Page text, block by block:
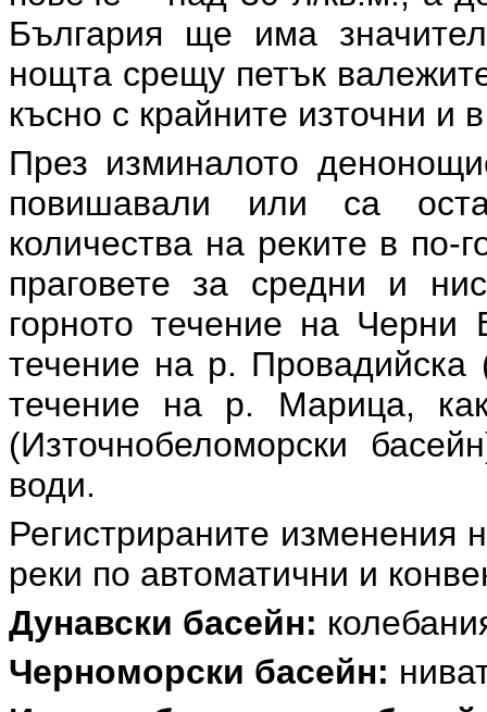
България ще има
нощта срещу петък
късно с крайните източни и
През изминалото
повишавали или са
количества на реките в по-
праговете за средни и
горното течение на Черни
течение на р. Провадийска
течение на р. Марица,
(Източнобеломорски
води.
Регистрираните изменения
реки по автоматични и
Дунавски басейн:
Черноморски басейн: